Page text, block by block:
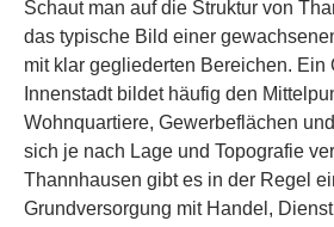
Schaut man auf die Struktur von
das typische Bild einer
mit klar gegliederten Bereichen. Ein
Innenstadt bildet häufig den
Wohnquartiere, Gewerbeflächen
sich je nach Lage und Topografie
Thannhausen gibt es in der Regel
Grundversorgung mit Handel,